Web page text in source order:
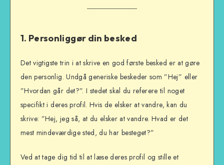
1. Personliggør din besked
Det vigtigste trin i at skrive en god første besked er at gøre
den personlig. Undgå generiske beskeder som ”Hej” eller
”Hvordan går det?”. I stedet skal du referere til noget
specifikt i deres profil. Hvis de elsker at vandre, kan du
skrive: ”Hej, jeg så, at du elsker at vandre. Hvad er det
mest mindeværdige sted, du har besteget?”
Ved at tage dig tid til at læse deres profil og stille et